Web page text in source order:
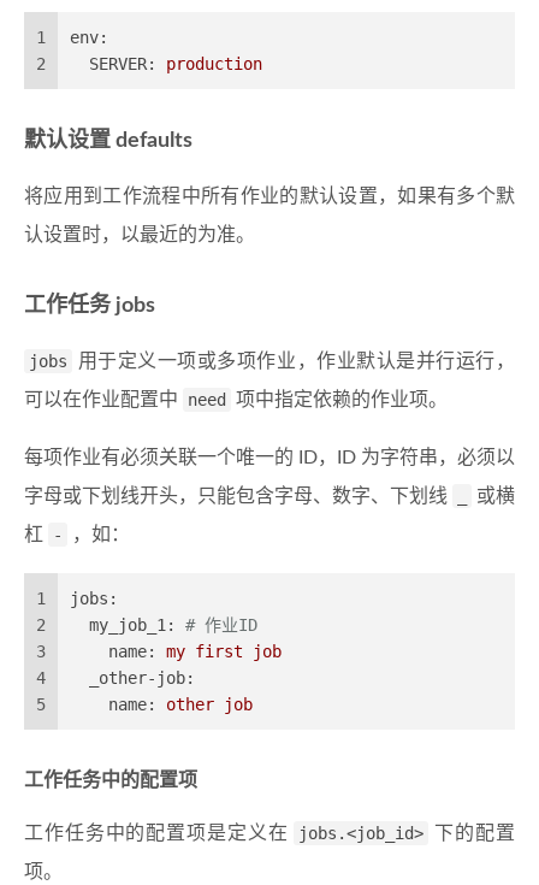
1
2
env:
SERVER:
production
默认设置 defaults
将应用到工作流程中所有作业的默认设置，如果有多个默
认设置时，以最近的为准。
工作任务 jobs
jobs
用于定义一项或多项作业，作业默认是并行运行，
可以在作业配置中
need 项中指定依赖的作业项。
每项作业有必须关联一个唯一的 ID，ID 为字符串，必须以
字母或下划线开头，只能包含字母、数字、下划线
或横
杠
- ，如：
1
2
3
4
5
jobs:
my_job_1:
# 作业ID
name:
my first
job
_other-job:
name:
other job
工作任务中的配置项
工作任务中的配置项是定义在 jobs.<job_id>
下的配置
项。